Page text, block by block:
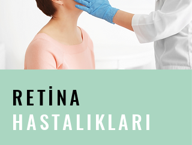
RETİNA
HASTALIKLARI